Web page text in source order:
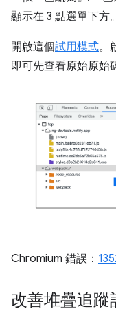
顯示在 3 點選單下方
開啟這個試用模式。
即可先查看原始原始
Chromium 錯誤：
改善堆疊追蹤